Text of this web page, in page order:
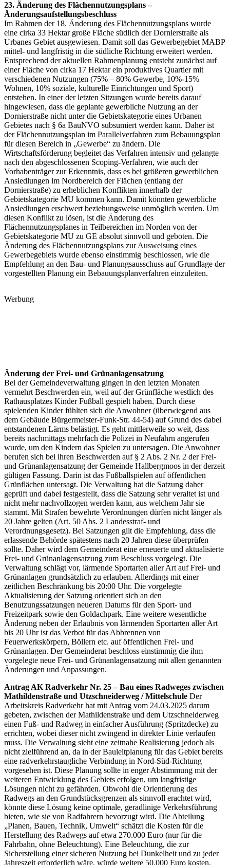
23. Änderung des Flächennutzungsplans –
Änderungsaufstellungsbeschluss
Im Rahmen der 18. Änderung des Flächennutzungsplans wurde
eine cirka 33 Hektar große Fläche südlich der Dornierstraße als
Urbanes Gebiet ausgewiesen. Damit soll das Gewerbegebiet MABP
mittel- und langfristig in die südliche Richtung erweitert werden.
Entsprechend der aktuellen Rahmenplanung entsteht zunächst auf
einer Fläche von cirka 17 Hektar ein produktives Quartier mit
verschiedenen Nutzungen (75% – 80% Gewerbe, 10%-15%
Wohnen, 10% soziale, kulturelle Einrichtungen und Sport)
entstehen. In einer der letzten Sitzungen wurde bereits darauf
hingewiesen, dass die geplante gewerbliche Nutzung an der
Dornierstraße nicht unter die Gebietskategorie eines Urbanen
Gebietes nach § 6a BauNVO subsumiert werden kann. Daher ist
der Flächennutzungsplan im Parallelverfahren zum Bebauungsplan
für diesen Bereich in „Gewerbe“ zu ändern. Die
Wirtschaftsförderung begleitet das Verfahren intensiv und gelangte
nach den abgeschlossenen Scoping-Verfahren, wie auch der
Vorhabenträger zur Erkenntnis, dass es bei größeren gewerblichen
Ansiedlungen im Nordbereich der Flächen (entlang der
Dornierstraße) zu erheblichen Konflikten innerhalb der
Gebietskategorie MU kommen kann. Damit könnten gewerbliche
Ansiedlungen erschwert beziehungsweise unmöglich werden. Um
diesen Konflikt zu lösen, ist die Änderung des
Flächennutzungsplanes in Teilbereichen im Norden von der
Gebietskategorie MU zu GE absolut sinnvoll und geboten. Die
Änderung des Flächennutzungsplans zur Ausweisung eines
Gewerbegebiets wurde ebenso einstimmig beschlossen, wie die
Empfehlung an den Bau- und Planungsausschuss auf Grundlage der
vorgestellten Planung ein Bebauungsplanverfahren einzuleiten.
Werbung
Änderung der Frei- und Grünanlagensatzung
Bei der Gemeindeverwaltung gingen in den letzten Monaten
vermehrt Beschwerden ein, weil auf der Grünfläche westlich des
Rathausplatzes Kinder Fußball gespielt haben. Durch diese
spielenden Kinder fühlten sich die Anwohner (überwiegend aus
dem Gebäude Bürgermeister-Funk-Str. 44-54) auf Grund des dabei
entstandenen Lärms belästigt. Es geht mittlerweile so weit, dass
bereits nachmittags mehrfach die Polizei in Neufahrn angerufen
wurde, um den Kindern das Spielen zu untersagen. Die Anwohner
berufen sich bei ihren Beschwerden auf § 2 Abs. 2 Nr. 2 der Frei-
und Grünanlagensatzung der Gemeinde Hallbergmoos in der derzeit
gültigen Fassung. Darin ist das Fußballspielen auf öffentlichen
Grünflächen untersagt. Die Verwaltung hat die Satzung daher
geprüft und dabei festgestellt, dass die Satzung sehr veraltet ist und
nicht mehr nachvollzogen werden kann, aus welchem Jahr sie
stammt. Mit Strafen bewehrte Verordnungen dürfen nicht länger als
20 Jahre gelten (Art. 50 Abs. 2 Landesstraf- und
Verordnungsgesetz). Bei Satzungen gilt die Empfehlung, dass die
erlassende Behörde spätestens nach 20 Jahren diese überprüfen
sollte. Daher wird dem Gemeinderat eine erneuerte und aktualisierte
Frei- und Grünanlagensatzung zum Beschluss vorgelegt. Die
Verwaltung schlägt vor, lärmende Sportarten aller Art auf Frei- und
Grünanlagen grundsätzlich zu erlauben. Allerdings mit einer
zeitlichen Beschränkung bis 20:00 Uhr. Die vorgelegte
Aktualisierung der Satzung orientiert sich an den
Benutzungssatzungen neueren Datums für den Sport- und
Freizeitpark sowie den Goldachpark. Eine weitere wesentliche
Änderung neben der Erlaubnis von lärmenden Sportarten aller Art
bis 20 Uhr ist das Verbot für das Abbrennen von
Feuerwerkskörpern, Böllern etc. auf öffentlichen Frei- und
Grünanlagen. Der Gemeinderat beschloss einstimmig die ihm
vorgelegte neue Frei- und Grünanlagensatzung mit allen genannten
Änderungen und Anpassungen.
Antrag AK Radverkehr Nr. 25 – Bau eines Radweges zwischen
Mathildenstraße und Utzschneiderweg / Mittelschule Der
Arbeitskreis Radverkehr hat mit Antrag vom 24.03.2025 darum
gebeten, zwischen der Mathildenstraße und dem Utzschneiderweg
einen Fuß- und Radweg in einfacher Ausführung (Spritzdecke) zu
errichten, wobei dieser nicht zwingend in direkter Linie verlaufen
muss. Die Verwaltung sieht eine zeitnahe Realisierung jedoch als
nicht zielführend an, da in der Bauleitplanung für das Gebiet bereits
eine radverkehrstaugliche Verbindung in Nord-Süd-Richtung
vorgesehen ist. Diese Planung sollte in enger Abstimmung mit der
weiteren Entwicklung des Gebiets erfolgen, um langfristige
Lösungen nicht zu gefährden. Obwohl die Orientierung des
Radwegs an den Grundstücksgrenzen als sinnvoll erachtet wird,
könnte diese Lösung keine optimale, geradlinige Verkehrsführung
bieten, wie sie von Radfahrern bevorzugt wird. Die Abteilung
„Planen, Bauen, Technik, Umwelt“ schätzt die Kosten für die
Herstellung des Radwegs auf etwa 270.000 Euro (nur für die
Fahrbahn, ohne Beleuchtung). Eine Beleuchtung, die zur
Sicherstellung einer sicheren Nutzung bei Dunkelheit und zu jeder
Jahreszeit erforderlich wäre, würde weitere 50.000 Euro kosten,